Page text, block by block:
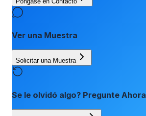
Ver una Muestra
Solicitar una Muestra
Se le olvidó algo? Pregunte Ahora